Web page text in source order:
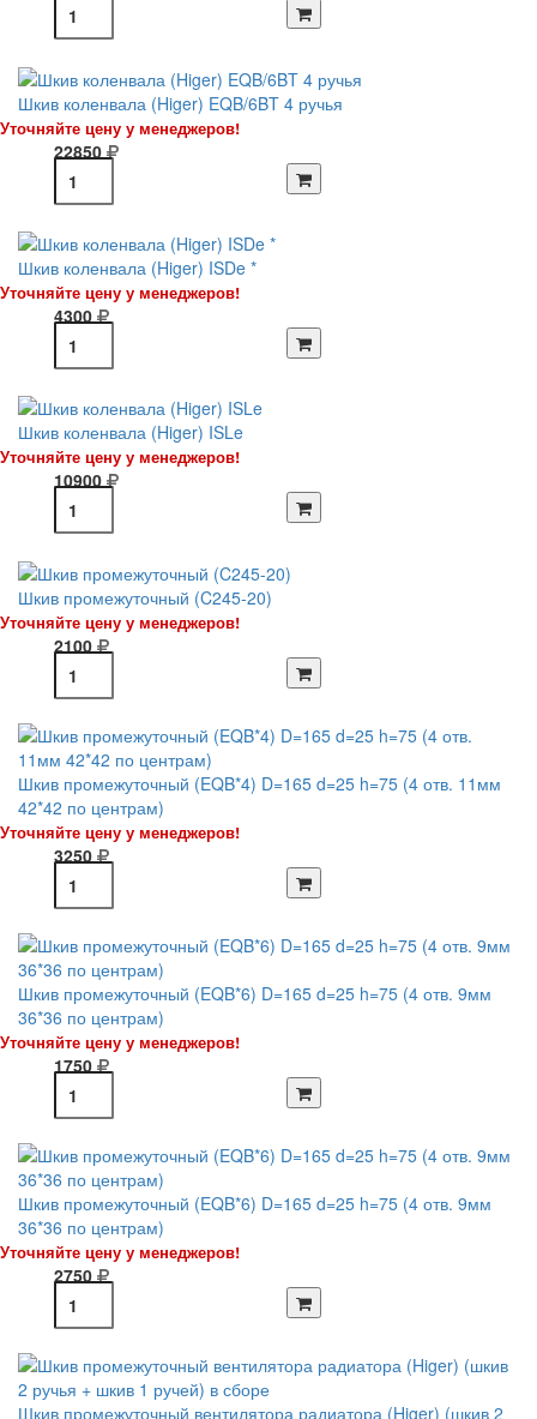
Шкив коленвала (Higer) EQB/6BT 4 ручья
Уточняйте цену у менеджеров!
22850
Шкив коленвала (Higer) ISDe *
Уточняйте цену у менеджеров!
4300
Шкив коленвала (Higer) ISLe
Уточняйте цену у менеджеров!
10900
Шкив промежуточный (C245-20)
Уточняйте цену у менеджеров!
2100
Шкив промежуточный (EQB*4) D=165 d=25 h=75 (4 отв. 11мм
42*42 по центрам)
Уточняйте цену у менеджеров!
3250
Шкив промежуточный (EQB*6) D=165 d=25 h=75 (4 отв. 9мм
36*36 по центрам)
Уточняйте цену у менеджеров!
1750
Шкив промежуточный (EQB*6) D=165 d=25 h=75 (4 отв. 9мм
36*36 по центрам)
Уточняйте цену у менеджеров!
2750
Шкив промежуточный вентилятора радиатора (Higer) (шкив 2